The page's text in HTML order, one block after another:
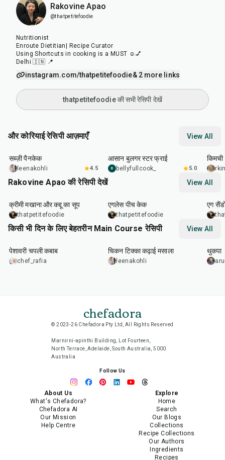
Rakovine Apao
@thatpetitefoodie
Nutritionist
Enroute Dietitian| Recipe Curator
Using Shortcuts in cooking is a MUST ☺️💅
Delhi 🇮🇳 📍
instagram.com/thatpetitefoodie& 2 more links
thatpetitefoodie की सभी रेसिपी देखें
और कोरियाई रेसिपी आज़माएँ View All
35
सब्ज़ी पैनकेक
leenakohli 4.5
आसान बुलगर स्टर फ्राई
B bellyfullcook_ 5.0
Rakovine Apao की रेसिपी देखें View All
क्रीमी मखाना और कद्दू का सूप
thatpetitefoodie
एगलेस पीच केक
thatpetitefoodie
एग
किसी भी दिन के लिए बेहतरीन Main Course रेसिपी View All
50
पेशावरी चपली कबाब
chef_rafia
चिकन टिक्का कढ़ाई मसाला
leenakohli
थुकपा
chefadora
© 2023-26 Chefadora Pty Ltd, All Rights Reserved
Marnirni-apinthi Building, Lot Fourteen,
North Terrace, Adelaide, South Australia, 5000
Australia
Follow Us
About Us
What's Chefadora?
Chefadora AI
Our Mission
Help Centre
Explore
Home
Search
Our Blogs
Collections
Recipe Collections
Our Authors
Ingredients
Recipes